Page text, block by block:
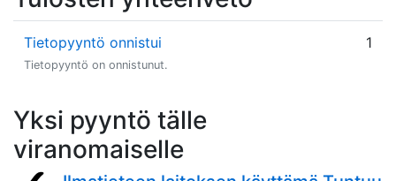
Tietopyyntö onnistui
Tietopyyntö on onnistunut.
1
Yksi pyyntö tälle
viranomaiselle